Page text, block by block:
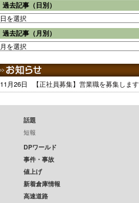
過去記事（日別）
過去記事（月別）
11月26日 【正社員募集】営業職を募集します
話題
短報
DPワールド
事件・事故
値上げ
新着倉庫情報
高速道路